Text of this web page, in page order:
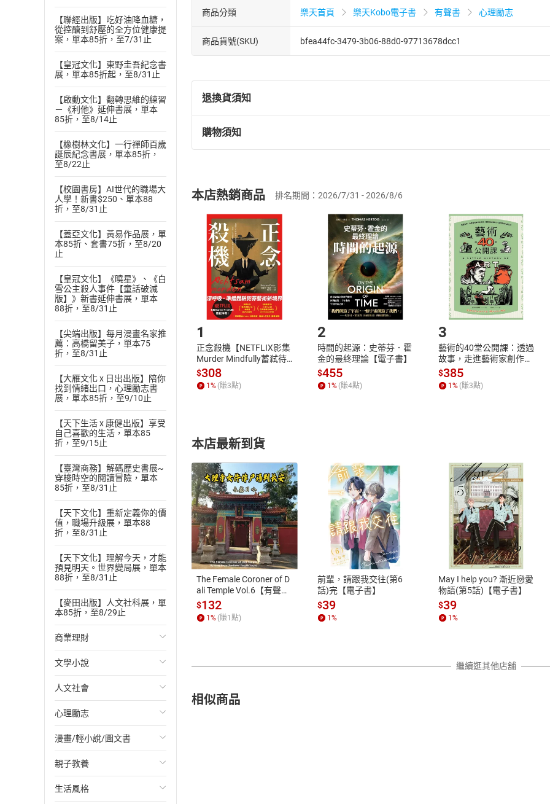
【聯經出版】吃好油降血糖，
從控醣到舒壓的全方位健康提
案，單本85折，至7/31止
【皇冠文化】東野圭吾紀念書
展，單本85折起，至8/31止
【啟動文化】翻轉思維的練習
－《利他》延伸書展，單本
85折，至8/14止
【橡樹林文化】一行禪師百歲
誕辰紀念書展，單本85折，
至8/22止
【校園書房】AI世代的職場大
人學！新書$250、單本88
折，至8/31止
【蓋亞文化】黃易作品展，單
本85折、套書75折，至8/20
止
【皇冠文化】《曉星》、《白
雪公主殺人事件【童話破滅
版】》新書延伸書展，單本
88折，至8/31止
【尖端出版】每月漫畫名家推
薦：高橋留美子，單本75
折，至8/31止
【大雁文化 x 日出出版】陪你
找到情緒出口，心理勵志書
展，單本85折，至9/10止
【天下生活 x 康健出版】享受
自己喜歡的生活，單本85
折，至9/15止
【臺灣商務】解碼歷史書展~
穿梭時空的閱讀冒險，單本
85折，至8/31止
【天下文化】重新定義你的價
值，職場升級展，單本88
折，至8/31止
【天下文化】理解今天，才能
預見明天。世界變局展，單本
88折，至8/31止
【麥田出版】人文社科展，單
本85折，至8/29止
商業理財
投資理財
經濟/趨勢
財務/金融
管理/領導
職場工作術
成功法
文學小說
歐美文學
日本文學
韓國文學
華文文學
經典文學
人文社會
國際關係
政治
社會科學
台灣/中國歷史
心理勵志
心靈成長/情緒
人際關係
兩性關係
漫畫/輕小說/圖文書
輕小說
奇幻/科幻
親子教養
教育現場
生活風格
商品分類 樂天首頁 樂天Kobo電子書 有聲書 心理勵志
商品貨號(SKU) bfea44fc-3479-3b06-88d0-97713678dcc1
退換貨須知
退換貨規定：
(一)依消費者保護法第19條第1項後段暨通訊交易解除權合理例外情事適用
(二)消費者訂購本店鋪之商品即代表知悉本店鋪所銷售之商品為電子書，
且已下載/存取電子書，不得請求退貨退款。
退貨方式：您欲取消訂單或辦理退貨時，請登入樂天市場，並於「我的訂單
貨」，本店鋪將依您的申請進行審核，待審核通過後將為您辦理退款事宜。
請注意，樂天市場須以整筆訂單為單位進行取消/退貨，恕無法以單支商品取
購物須知
挑選商品
Choose
放入購物車
Shopping cart
登入帳號
Login
購書後，如何開始使用？
Step1.選擇閱讀載具 Step2.登入
付款方式
ATM轉帳、信用卡、LINE PAY、AFTEE
退換貨規範
本店是否提供消費者保護法七日猶
之權利，遽消費者保護法及通訊交
除權合理例外情事適用準則，依商
質各有不同規定。詳細退換貨說明
照各商品說明。
本店熱銷商品 排名期間：2026/7/31 - 2026/8/6
1
正念殺機【NETFLIX影集
Murder Mindfully蓄弒待
發】【電子書】
$308
1 % (賺3點)
2
時間的起源：史蒂芬．霍
金的最終理論【電子書】
$455
1 % (賺4點)
3
藝術的40堂公開課：透過
故事，走進藝術家創作現
場，看藝術如何誕生、如
何形塑人類生活【電子
書】
$385
1 % (賺3點)
本店最新到貨
The Female Coroner of D
ali Temple Vol.6【有聲
書】
$132
1% (賺1點)
前輩，請跟我交往(第6
話)完【電子書】
$39
1%
May I help you? 漸近戀愛
物語(第5話)【電子書】
$39
1%
繼續逛其他店舖
相似商品